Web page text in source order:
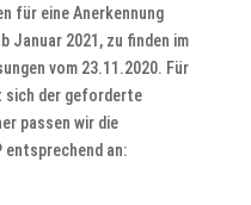
für eine Anerkennung
Januar 2021, zu finden im
vom 23.11.2020. Für
sich der geforderte
passen wir die
an: